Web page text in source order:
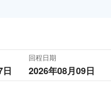
回程日期
2026年08月09日